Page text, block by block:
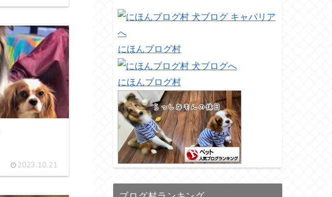
2023.10.21
にほんブログ村
にほんブログ村